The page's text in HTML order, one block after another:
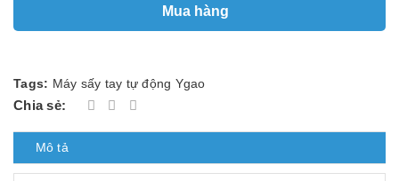
Mua hàng
Tags: Máy sấy tay tự động Ygao
Chia sẻ:
Mô tả